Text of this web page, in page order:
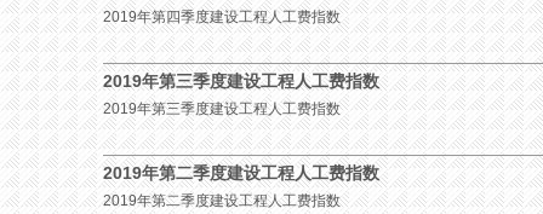
2019年第四季度建设工程人工费指数
2019年第三季度建设工程人工费指数
2019年第三季度建设工程人工费指数
2019年第二季度建设工程人工费指数
2019年第二季度建设工程人工费指数